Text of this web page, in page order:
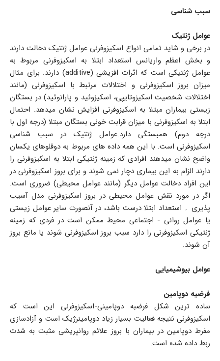
سبب شناسی
عوامل ژنتیک
در برخی و شاید تمامی انواع اسکیزوفرنی عوامل ژنتیک دخالت دارند
و بخش اعظم واریانس استعداد ابتلا به اسکیزوفرنی مربوط به
عوامل ژنتیکی است که اثرات افزیشی (additive) دارند. برای مثال
میزان بروز اسکیزوفرنی و اختلالات مرتبط با اسکیزوفرنی (مانند
اختلالات شخصیت اسکیزوتایپی، اسکیزوئید و پارانوئید) در بستگان
زیستی بیماران مبتلا به اسکیزوفرنی افزایش نشان میدهد. احتمال
ابتلا به اسکیزوفرنی با میزان قرابت خونی بستگان مبتلا (درجه اول با
درجه دوم) همبستگی دارد.عوامل ژنتیک در سبب شناسی
اسکیزوفرنی است. با این همه داده های مربوط به دوقلوهای یکسان
واضح نشان میدهند افرادی که زمینه ژنتیکی ابتلا به اسکیزوفرنی را
دارند الزام به این بیماری دچار نمی شوند و برای بروز اسکیزوفرنی در
این افراد دخالت عوامل دیگر (مانند عوامل محیطی) ضروری است.
اگر در مورد نقش عوامل محیطی در بروز اسکیزوفرنی مدل آسیب
پذیری ۔ استعداد ابتلا درست باشد، در آنصورت سایر عوامل زیستی
یا عوامل روانی - اجتماعی محیط ممکن است در فردی که زمینه
ژنتیکی اسکیزوفرنی را دارد سبب بروز اسکیزوفرنی شوند یا مانع بروز
آن شوند.
عوامل بیوشیمیایی
فرضیه دوپامین
ساده ترین شکل فرضبه دوپامینی-اسکیزوفرنی این است که
اسکیزوفرنی نتیجه فعالیت بسیار زیاد دوپامینرژیک است و آزادسازی
مفرط دوپامین در بیماران با بروز علائم روانپریشی مثبت به شدت
ربط داده شده است.